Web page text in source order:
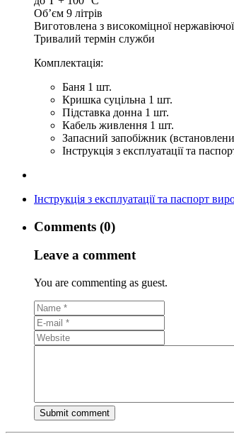
Об’єм 9 літрів
Виготовлена з високоміцної нержавіючої
Тривалий термін служби
Комплектація:
Баня 1 шт.
Кришка суцільна 1 шт.
Підставка донна 1 шт.
Кабель живлення 1 шт.
Запасний запобіжник
Інструкція з експлуатації та
Інструкція з експлуатації та паспорт
Comments (0)
Leave a comment
You are commenting as guest.